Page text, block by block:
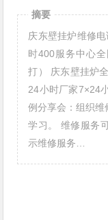
摘要
庆东壁挂炉维修
时400服务中心
打） 庆东壁挂炉
24小时厂家7×24
例分享会：组织维
学习。 维修服务
示维修服务…